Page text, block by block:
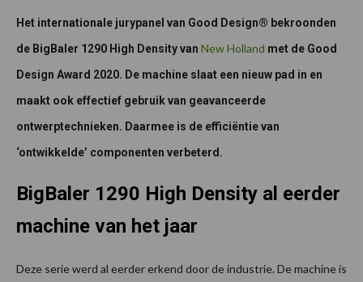
Het internationale jurypanel van Good Design® bekroonden
de BigBaler 1290 High Density van New Holland met de Good
Design Award 2020. De machine slaat een nieuw pad in en
maakt ook effectief gebruik van geavanceerde
ontwerptechnieken. Daarmee is de efficiëntie van
‘ontwikkelde’ componenten verbeterd.
BigBaler 1290 High Density al eerder
machine van het jaar
Deze serie werd al eerder erkend door de industrie. De machine is